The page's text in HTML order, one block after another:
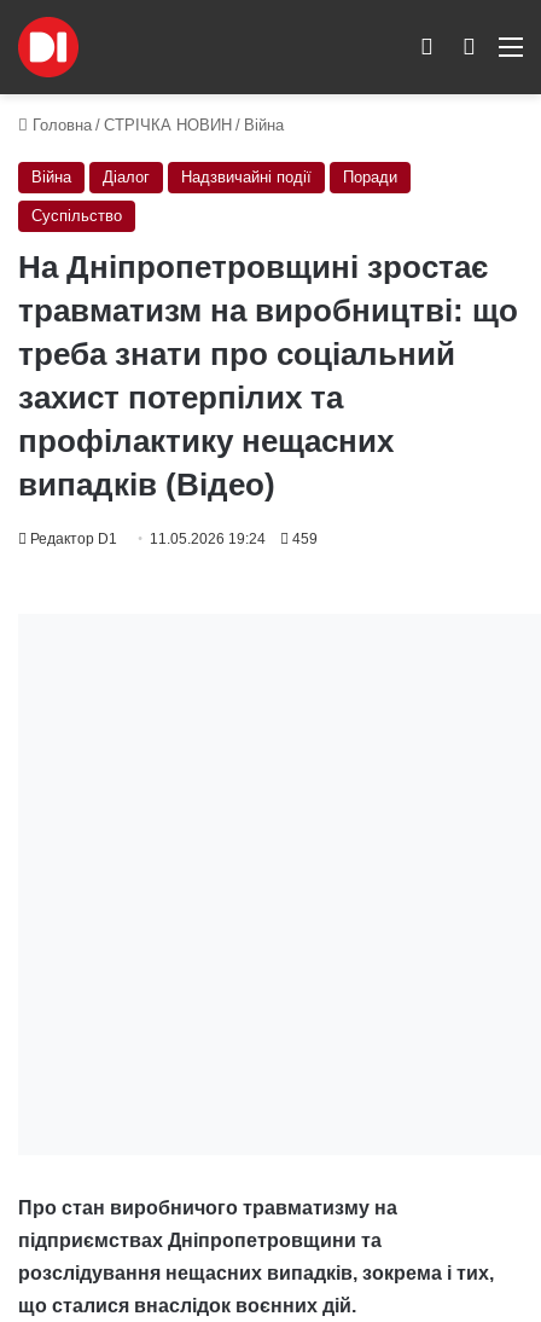
Пошук
Switch skin
Головна / СТРІЧКА НОВИН / Війна
Війна Діалог Надзвичайні події Поради
Суспільство
На Дніпропетровщині зростає
травматизм на виробництві: що
треба знати про соціальний
захист потерпілих та
профілактику нещасних
випадків (Відео)
Редактор D1 11.05.2026 19:24 459
Про стан виробничого травматизму на
підприємствах Дніпропетровщини та
розслідування нещасних випадків, зокрема і тих,
що сталися внаслідок воєнних дій.